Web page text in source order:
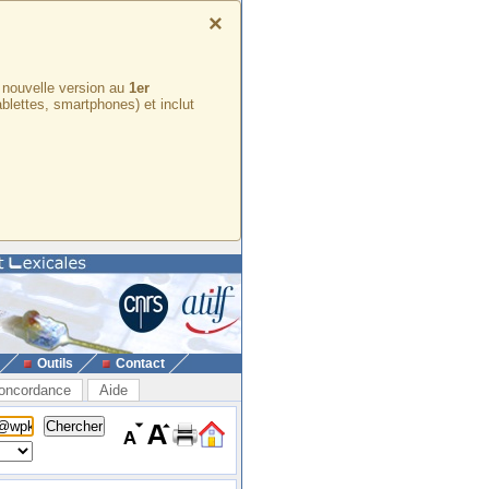
×
version au 1er
smartphones) et inclut
Outils Contact
Aide